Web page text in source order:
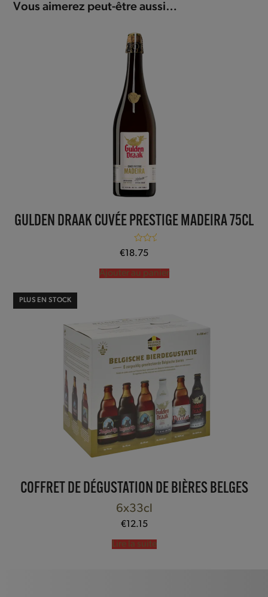
Vous aimerez peut-être aussi…
GULDEN DRAAK CUVÉE PRESTIGE MADEIRA 75CL
Note
sur 5
€ 18.75
Ajouter au panier
PLUS EN STOCK
COFFRET DE DÉGUSTATION DE BIÈRES BELGES
6x33cl
€12.15
Lire la suite